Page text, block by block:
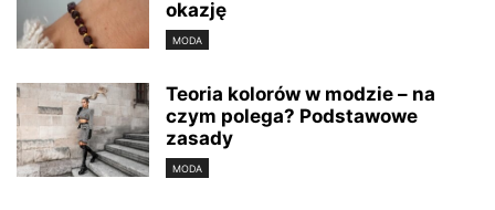
okazję
MODA
Teoria kolorów w modzie – na
czym polega? Podstawowe
zasady
MODA